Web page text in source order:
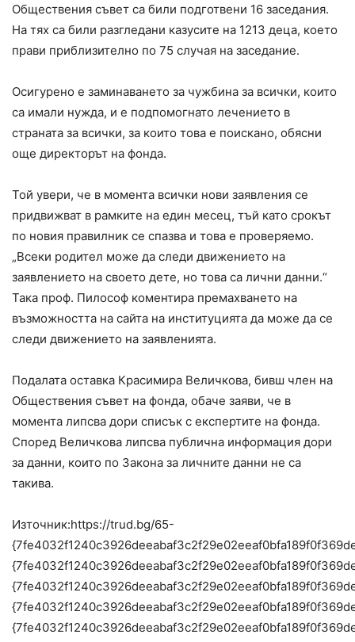
Обществения съвет са били подготвени 16 заседания.
На тях са били разгледани казусите на 1213 деца, което
прави приблизително по 75 случая на заседание.
Осигурено е заминаването за чужбина за всички, които
са имали нужда, и е подпомогнато лечението в
страната за всички, за които това е поискано, обясни
още директорът на фонда.
Той увери, че в момента всички нови заявления се
придвижват в рамките на един месец, тъй като срокът
по новия правилник се спазва и това е проверяемо.
„Всеки родител може да следи движението на
заявлението на своето дете, но това са лични данни.“
Така проф. Пилософ коментира премахването на
възможността на сайта на институцията да може да се
следи движението на заявленията.
Подалата оставка Красимира Величкова, бивш член на
Обществения съвет на фонда, обаче заяви, че в
момента липсва дори списък с експертите на фонда.
Според Величкова липсва публична информация дори
за данни, които по Закона за личните данни не са
такива.
Източник:https://trud.bg/65-